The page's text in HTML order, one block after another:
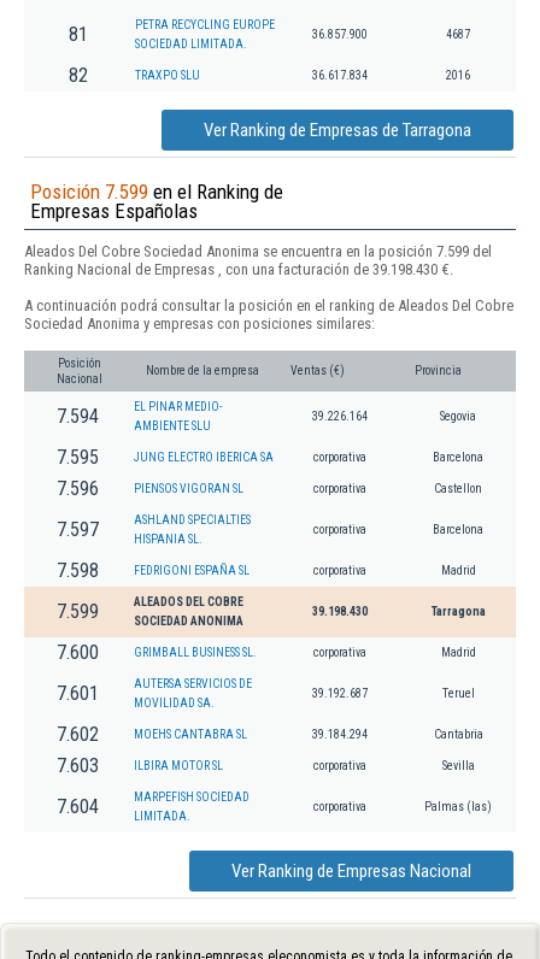
81
PETRA RECYCLING EUROPE
SOCIEDAD LIMITADA.
36.857.900 4687
82 TRAXPO SLU 36.617.834 2016
Ver Ranking de Empresas de Tarragona
Posición 7.599 en el Ranking de
Empresas Españolas
Aleados Del Cobre Sociedad Anonima se encuentra en la posición 7.599 del
Ranking Nacional de Empresas , con una facturación de 39.198.430 €.
A continuación podrá consultar la posición en el ranking de Aleados Del Cobre
Sociedad Anonima y empresas con posiciones similares:
Posición
Nacional
Nombre de la empresa Ventas (€) Provincia
7.594
EL PINAR MEDIO-
AMBIENTE SLU
39.226.164 Segovia
7.595 JUNG ELECTRO IBERICA SA corporativa Barcelona
7.596 PIENSOS VIGORAN SL corporativa Castellon
7.597
ASHLAND SPECIALTIES
HISPANIA SL.
corporativa Barcelona
7.598 FEDRIGONI ESPAÑA SL corporativa Madrid
7.599
ALEADOS DEL COBRE
SOCIEDAD ANONIMA
39.198.430 Tarragona
7.600 GRIMBALL BUSINESS SL. corporativa Madrid
7.601
AUTERSA SERVICIOS DE
MOVILIDAD SA.
39.192.687 Teruel
7.602 MOEHS CANTABRA SL 39.184.294 Cantabria
7.603 ILBIRA MOTOR SL corporativa Sevilla
7.604
MARPEFISH SOCIEDAD
LIMITADA.
corporativa Palmas (las)
Ver Ranking de Empresas Nacional